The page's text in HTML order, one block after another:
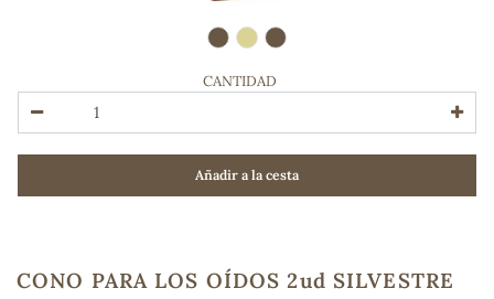
CANTIDAD
Añadir a la cesta
CONO PARA LOS OÍDOS 2ud SILVESTRE